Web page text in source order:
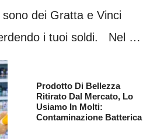
dei Gratta e Vinci
i tuoi soldi. Nel …
Prodotto Di Bellezza
Ritirato Dal Mercato, Lo
Usiamo In Molti:
Contaminazione Batterica